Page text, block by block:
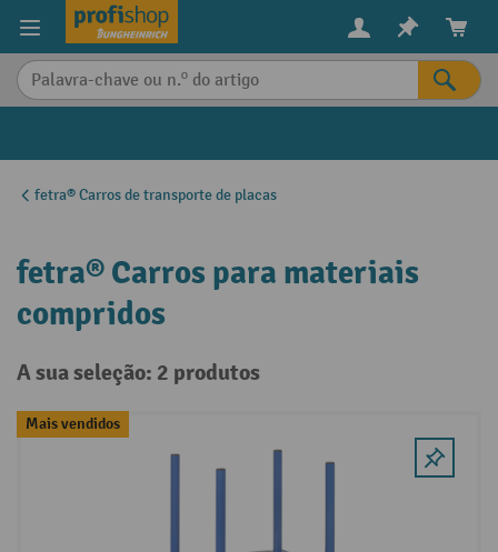
principal
fetra® Carros de transporte de placas
fetra® Carros para materiais
compridos
A sua seleção: 2 produtos
Mais vendidos